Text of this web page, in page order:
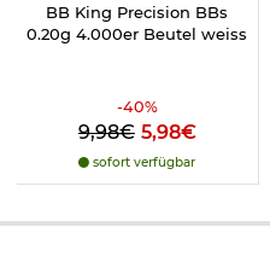
BB King Precision BBs
0.20g 4.000er Beutel weiss
-40%
9,98€ 5,98€
sofort verfügbar